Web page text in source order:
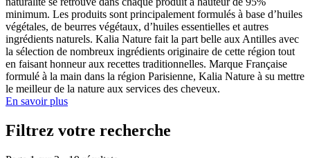
minimum. Les produits sont principalement formulés à base d’huiles
végétales, de beurres végétaux, d’huiles essentielles et autres
ingrédients naturels. Kalia Nature fait la part belle aux Antilles avec
la sélection de nombreux ingrédients originaire de cette région tout
en faisant honneur aux recettes traditionnelles. Marque Française
formulé à la main dans la région Parisienne, Kalia Nature à su mettre
le meilleur de la nature aux services des cheveux.
En savoir plus
Filtrez votre recherche